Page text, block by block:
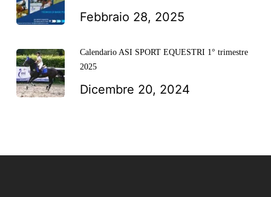
Febbraio 28, 2025
Calendario ASI SPORT EQUESTRI 1° trimestre
2025
Dicembre 20, 2024